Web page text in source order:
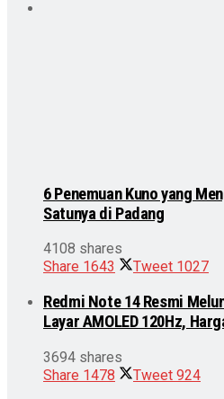
6 Penemuan Kuno yang
Satunya di Padang
4108 shares
Share 1643 Tweet 1027
Redmi Note 14 Resmi
Layar AMOLED 120Hz,
3694 shares
Share 1478 Tweet 924